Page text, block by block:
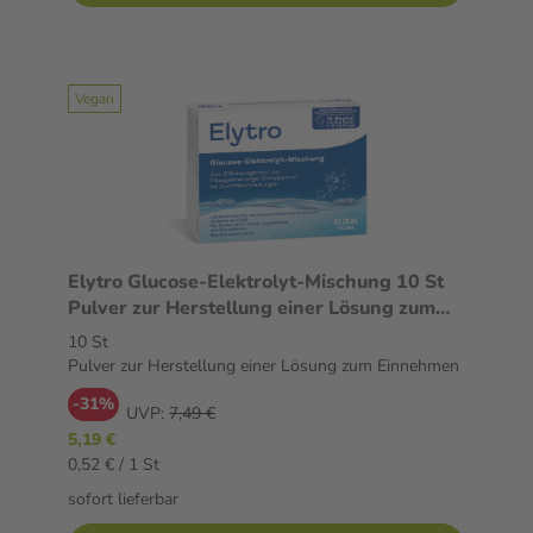
Vegan
Elytro Glucose-Elektrolyt-Mischung 10 St
Pulver zur Herstellung einer Lösung zum
Einnehmen
10 St
Pulver zur Herstellung einer Lösung zum Einnehmen
-31% UVP: 7,49 €
5,19 €
0,52 € / 1 St
sofort lieferbar